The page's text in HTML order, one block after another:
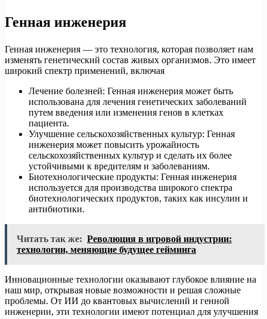
Генная инженерия
Генная инженерия — это технология, которая позволяет нам
изменять генетический состав живых организмов. Это имеет
широкий спектр применений, включая
Лечение болезней: Генная инженерия может быть
использована для лечения генетических заболеваний
путем введения или изменения генов в клетках
пациента.
Улучшение сельскохозяйственных культур: Генная
инженерия может повысить урожайность
сельскохозяйственных культур и сделать их более
устойчивыми к вредителям и заболеваниям.
Биотехнологические продукты: Генная инженерия
используется для производства широкого спектра
биотехнологических продуктов, таких как инсулин и
антибиотики.
Читать так же: Революция в игровой индустрии:
технологии, меняющие будущее гейминга
Инновационные технологии оказывают глубокое влияние на
наш мир, открывая новые возможности и решая сложные
проблемы. От ИИ до квантовых вычислений и генной
инженерии, эти технологии имеют потенциал для улучшения